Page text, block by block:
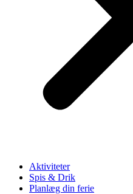
Aktiviteter
Spis & Drik
Planlæg din ferie